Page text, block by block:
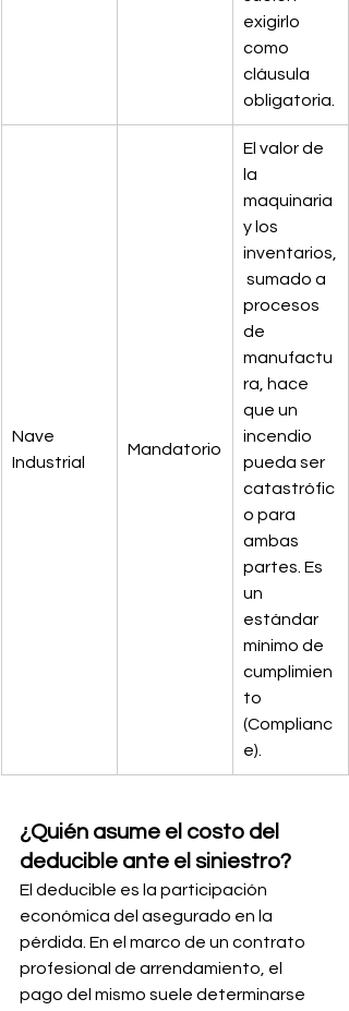
exigirlo
como
cláusula
obligatoria.
Nave
Industrial
Mandatorio
El valor de
la
maquinaria
y los
inventarios,
sumado a
procesos
de
manufactu
ra, hace
que un
incendio
pueda ser
catastrófic
o para
ambas
partes. Es
un
estándar
mínimo de
cumplimien
to
(Complianc
e).
¿Quién asume el costo del
deducible ante el siniestro?
El deducible es la participación
económica del asegurado en la
pérdida. En el marco de un contrato
profesional de arrendamiento, el
pago del mismo suele determinarse